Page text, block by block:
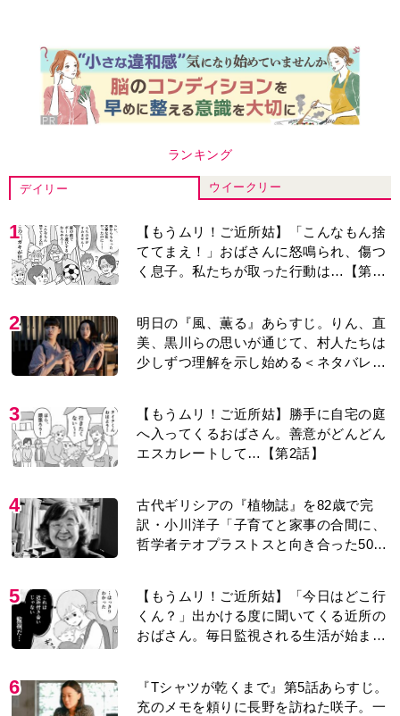
ランキング
デイリー ウイークリー
1
【もうムリ！ご近所姑】「こんなもん捨
ててまえ！」おばさんに怒鳴られ、傷つ
く息子。私たちが取った行動は…【第3
2
明日の『風、薫る』あらすじ。りん、直
美、黒川らの思いが通じて、村人たちは
少しずつ理解を示し始める＜ネタバレあ
3
【もうムリ！ご近所姑】勝手に自宅の庭
へ入ってくるおばさん。善意がどんどん
エスカレートして…【第2話】
4
古代ギリシアの『植物誌』を82歳で完
訳・小川洋子「子育てと家事の合間に、
哲学者テオプラストスと向き合った50
5
【もうムリ！ご近所姑】「今日はどこ行
くん？」出かける度に聞いてくる近所の
おばさん。毎日監視される生活が始ま
6
『Tシャツが乾くまで』第5話あらすじ。
充のメモを頼りに長野を訪ねた咲子。一